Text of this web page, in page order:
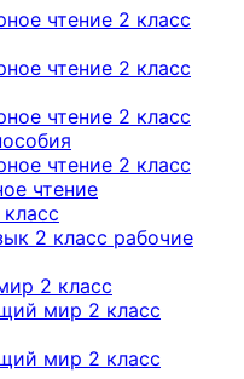
чтение 2 класс
чтение 2 класс
чтение 2 класс
чтение 2 класс
чтение
2 класс рабочие
2 класс
мир 2 класс
мир 2 класс